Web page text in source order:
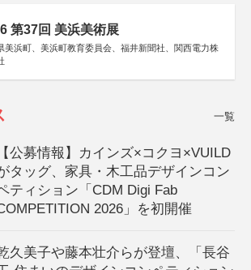
第37回 美浜美術展
美浜町、美浜町教育委員会、福井新聞社、関西電力株
一覧
【公募情報】カインズ×コクヨ×VUILD
タッグ、家具・木工品デザインコン
ティション「CDM Digi Fab
2026」を初開催
久美子や藤本壮介らが登壇、「長谷